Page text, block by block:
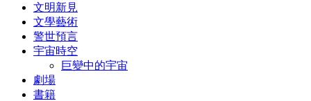
文明新見
文學藝術
警世預言
宇宙時空
巨變中的宇宙
劇場
書籍